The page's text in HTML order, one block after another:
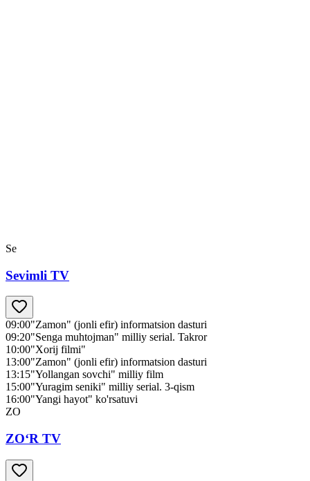
Se
Sevimli TV
09:00"Zamon" (jonli efir) informatsion dasturi
09:20"Senga muhtojman" milliy serial. Takror
10:00"Xorij filmi"
13:00"Zamon" (jonli efir) informatsion dasturi
13:15"Yollangan sovchi" milliy film
15:00"Yuragim seniki" milliy serial. 3-qism
16:00"Yangi hayot" ko'rsatuvi
ZO
ZO‘R TV